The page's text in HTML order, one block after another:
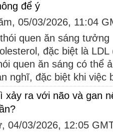
để ý
05/03/2026, 11:04
quen ăn sáng
đặc biệt là
quen ăn sáng có thể
nghĩ, đặc biệt khi việc
xảy ra với não và gan
04/03/2026, 12:05